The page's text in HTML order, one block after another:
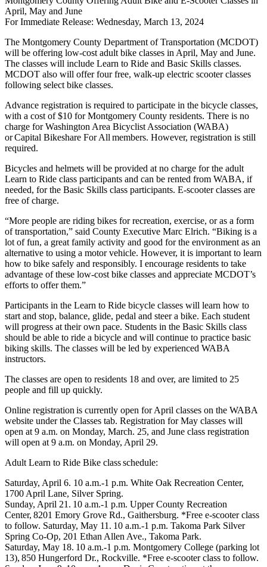
April, May and June
For Immediate Release: Wednesday, March 13, 2024
The Montgomery County Department of Transportation (MCDOT)
will be offering low-cost adult bike classes in April, May and June.
The classes will include Learn to Ride and Basic Skills classes.
MCDOT also will offer four free, walk-up electric scooter classes
following select bike classes.
Advance registration is required to participate in the bicycle classes,
with a cost of $10 for Montgomery County residents. There is no
charge for Washington Area Bicyclist Association (WABA)
or Capital Bikeshare For All members. However, registration is still
required.
Bicycles and helmets will be provided at no charge for the adult
Learn to Ride class participants and can be rented from WABA, if
needed, for the Basic Skills class participants. E-scooter classes are
free of charge.
“More people are riding bikes for recreation, exercise, or as a form
of transportation,” said County Executive Marc Elrich. “Biking is a
lot of fun, a great family activity and good for the environment as an
alternative to using a motor vehicle. However, it is important to learn
how to bike safely and responsibly. I encourage residents to take
advantage of these low-cost bike classes and appreciate MCDOT’s
efforts to offer them.”
Participants in the Learn to Ride bicycle classes will learn how to
start and stop, balance, glide, pedal and steer a bike. Each student
will progress at their own pace. Students in the Basic Skills class
should be able to ride a bicycle and will continue to practice basic
biking skills. The classes will be led by experienced WABA
instructors.
The classes are open to residents 18 and over, are limited to 25
people and fill up quickly.
Online registration is currently open for April classes on the WABA
website under the Classes tab. Registration for May classes will
open at 9 a.m. on Monday, March. 25, and June class registration
will open at 9 a.m. on Monday, April 29.
Adult Learn to Ride Bike class schedule:
Saturday, April 6. 10 a.m.-1 p.m. White Oak Recreation Center,
1700 April Lane, Silver Spring.
Sunday, April 21. 10 a.m.-1 p.m. Upper County Recreation
Center, 8201 Emory Grove Rd., Gaithersburg. *Free e-scooter class
to follow. Saturday, May 11. 10 a.m.-1 p.m. Takoma Park Silver
Spring Co-Op, 201 Ethan Allen Ave., Takoma Park.
Saturday, May 18. 10 a.m.-1 p.m. Montgomery College (parking lot
13), 850 Hungerford Dr., Rockville. *Free e-scooter class to follow.